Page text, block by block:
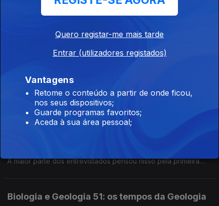
Restauração
Direção da Sociedade Histórica da Independência de
Portugal.
Emissão Especial - O Melhor do 25 de Abril
A maior parte dos entrevistados pensou nisso pela primeira
Biologia e Geologia 51: os tempos da Geologia
Quero registar-me mais tarde
Entrar (utilizadores registados)
Vantagens
Retome o conteúdo a partir de onde ficou,
nos seus dispositivos;
Guarde programas favoritos;
Aceda à sua área pessoal;